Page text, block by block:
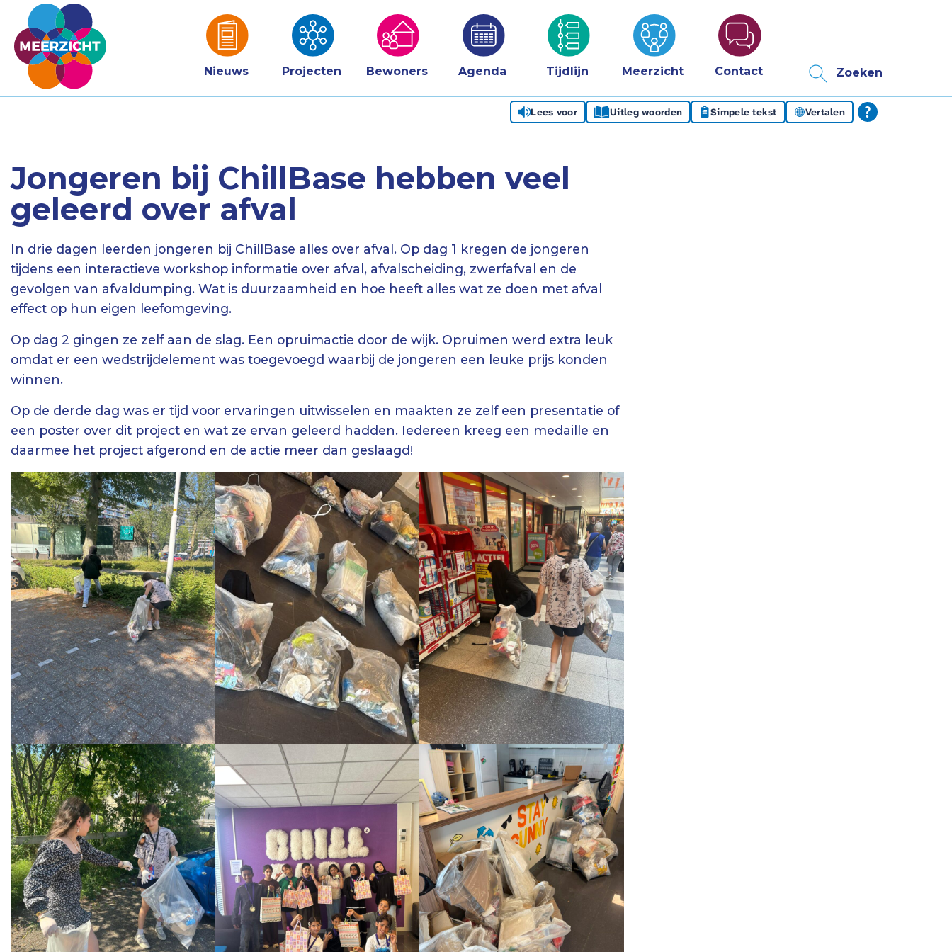
Nieuws Projecten Bewoners Agenda Tijdlijn Meerzicht Contact Zoeken
Lees voor Uitleg woorden Simpele tekst Vertalen
Jongeren bij ChillBase hebben veel
geleerd over afval
In drie dagen leerden jongeren bij ChillBase alles over afval. Op dag 1 kregen de jongeren
tijdens een interactieve workshop informatie over afval, afvalscheiding, zwerfafval en de
gevolgen van afvaldumping. Wat is duurzaamheid en hoe heeft alles wat ze doen met afval
effect op hun eigen leefomgeving.
Op dag 2 gingen ze zelf aan de slag. Een opruimactie door de wijk. Opruimen werd extra leuk
omdat er een wedstrijdelement was toegevoegd waarbij de jongeren een leuke prijs konden
winnen.
Op de derde dag was er tijd voor ervaringen uitwisselen en maakten ze zelf een presentatie of
een poster over dit project en wat ze ervan geleerd hadden. Iedereen kreeg een medaille en
daarmee het project afgerond en de actie meer dan geslaagd!